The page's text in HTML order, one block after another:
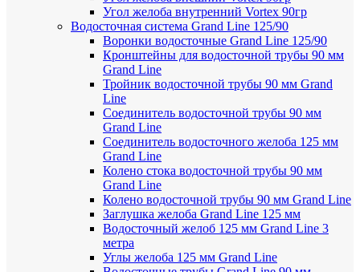
Угол желоба внутренний Vortex 90гр
Водосточная система Grand Line 125/90
Воронки водосточные Grand Line 125/90
Кронштейны для водосточной трубы 90 мм
Grand Line
Тройник водосточной трубы 90 мм Grand
Line
Соединитель водосточной трубы 90 мм
Grand Line
Соединитель водосточного желоба 125 мм
Grand Line
Колено стока водосточной трубы 90 мм
Grand Line
Колено водосточной трубы 90 мм Grand Line
Заглушка желоба Grand Line 125 мм
Водосточный желоб 125 мм Grand Line 3
метра
Углы желоба 125 мм Grand Line